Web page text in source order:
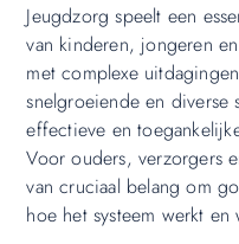
Jeugdzorg speelt een
van kinderen, jongeren
met complexe
snelgroeiende en diverse
effectieve en
Voor ouders, verzorgers
van cruciaal belang om
hoe het systeem werkt